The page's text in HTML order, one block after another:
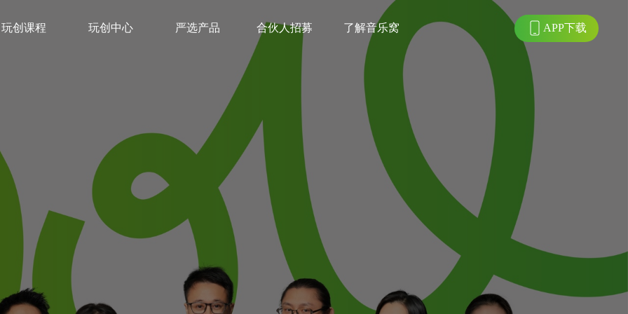
玩创课程 玩创中心 严选产品 合伙人招募 了解音乐窝 APP下载